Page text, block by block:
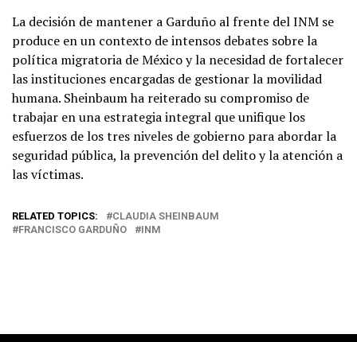
La decisión de mantener a Garduño al frente del INM se
produce en un contexto de intensos debates sobre la
política migratoria de México y la necesidad de fortalecer
las instituciones encargadas de gestionar la movilidad
humana. Sheinbaum ha reiterado su compromiso de
trabajar en una estrategia integral que unifique los
esfuerzos de los tres niveles de gobierno para abordar la
seguridad pública, la prevención del delito y la atención a
las víctimas.
RELATED TOPICS:
CLAUDIA SHEINBAUM
FRANCISCO GARDUÑO
INM